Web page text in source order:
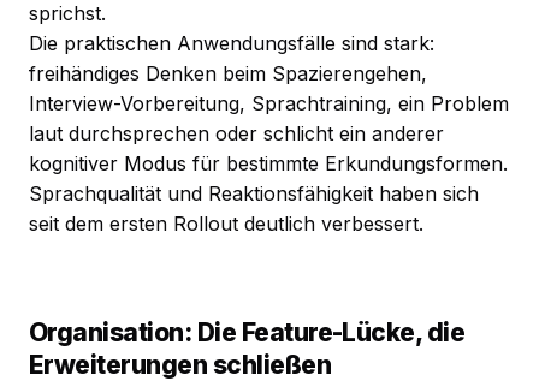
sprichst.
Die praktischen Anwendungsfälle sind stark:
freihändiges Denken beim Spazierengehen,
Interview-Vorbereitung, Sprachtraining, ein Problem
laut durchsprechen oder schlicht ein anderer
kognitiver Modus für bestimmte Erkundungsformen.
Sprachqualität und Reaktionsfähigkeit haben sich
seit dem ersten Rollout deutlich verbessert.
Organisation: Die Feature-Lücke, die
Erweiterungen schließen